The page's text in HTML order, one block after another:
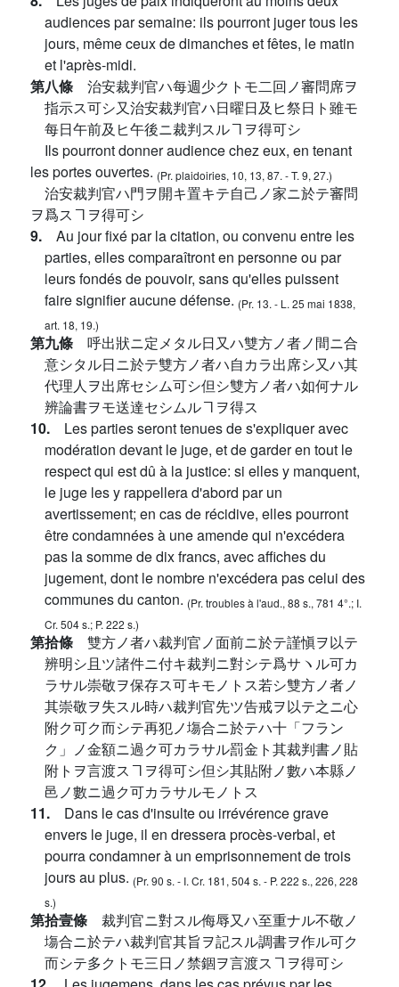
audiences par semaine: ils pourront juger tous les
jours, même ceux de dimanches et fêtes, le matin
et l'après-midi.
第八條 治安裁判官ハ每週少クトモ二回ノ審問席ヲ
指示ス可シ又治安裁判官ハ日曜日及ヒ祭日ト雖モ
每日午前及ヒ午後ニ裁判スルヿヲ得可シ
Ils pourront donner audience chez eux, en tenant
les portes ouvertes. (Pr. plaidoiries, 10, 13, 87. - T. 9, 27.)
治安裁判官ハ門ヲ開キ置キテ自己ノ家ニ於テ審問
ヲ爲スヿヲ得可シ
9. Au jour fixé par la citation, ou convenu entre les
parties, elles comparaîtront en personne ou par
leurs fondés de pouvoir, sans qu'elles puissent
faire signifier aucune défense. (Pr. 13. - L. 25 mai 1838,
art. 18, 19.)
第九條 呼出狀ニ定メタル日又ハ雙方ノ者ノ間ニ合
意シタル日ニ於テ雙方ノ者ハ自カラ出席シ又ハ其
代理人ヲ出席セシム可シ但シ雙方ノ者ハ如何ナル
辨論書ヲモ送達セシムルヿヲ得ス
10. Les parties seront tenues de s'expliquer avec
modération devant le juge, et de garder en tout le
respect qui est dû à la justice: si elles y manquent,
le juge les y rappellera d'abord par un
avertissement; en cas de récidive, elles pourront
être condamnées à une amende qui n'excédera
pas la somme de dix francs, avec affiches du
jugement, dont le nombre n'excédera pas celui des
communes du canton. (Pr. troubles à l'aud., 88 s., 781 4°.; I.
Cr. 504 s.; P. 222 s.)
第拾條 雙方ノ者ハ裁判官ノ面前ニ於テ謹愼ヲ以テ
辨明シ且ツ諸件ニ付キ裁判ニ對シテ爲サヽル可カ
ラサル崇敬ヲ保存ス可キモノトス若シ雙方ノ者ノ
其崇敬ヲ失スル時ハ裁判官先ツ告戒ヲ以テ之ニ心
附ク可ク而シテ再犯ノ塲合ニ於テハ十「フラン
ク」ノ金額ニ過ク可カラサル罰金ト其裁判書ノ貼
附トヲ言渡スヿヲ得可シ但シ其貼附ノ數ハ本縣ノ
邑ノ數ニ過ク可カラサルモノトス
11. Dans le cas d'insulte ou irrévérence grave
envers le juge, il en dressera procès-verbal, et
pourra condamner à un emprisonnement de trois
jours au plus. (Pr. 90 s. - I. Cr. 181, 504 s. - P. 222 s., 226, 228
s.)
第拾壹條 裁判官ニ對スル侮辱又ハ至重ナル不敬ノ
塲合ニ於テハ裁判官其旨ヲ記スル調書ヲ作ル可ク
而シテ多クトモ三日ノ禁錮ヲ言渡スヿヲ得可シ